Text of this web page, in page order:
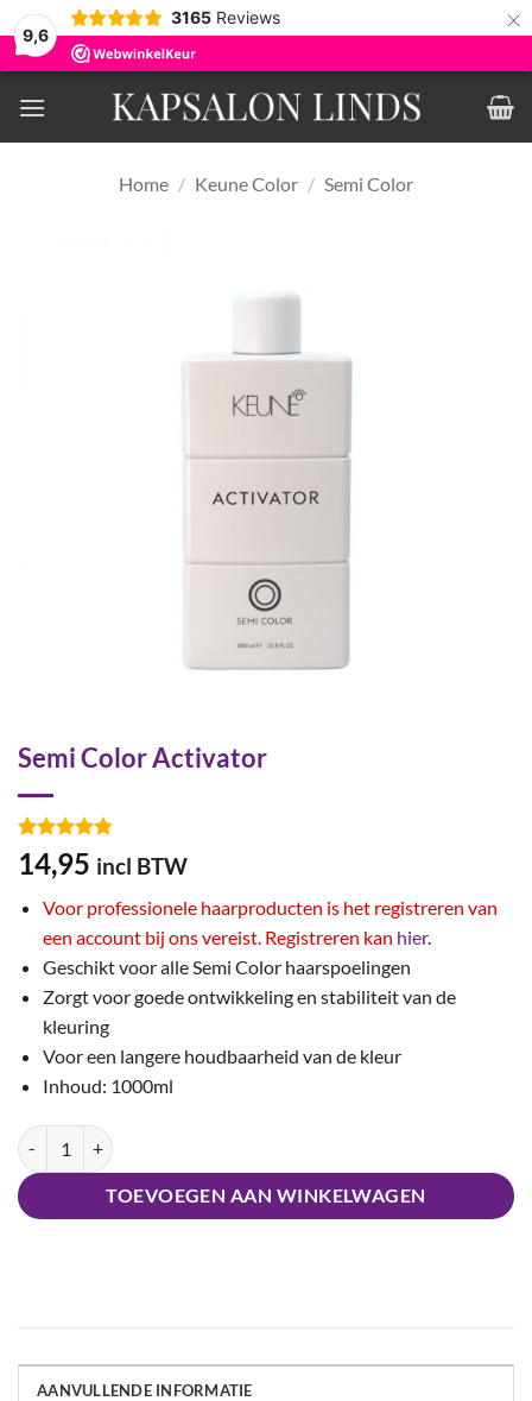
9,6
3165 Reviews ×
naar
inhoud
Home / Keune Color / Semi Color
Semi Color Activator
Gewaardeerd
4.78op 5
op
9
klant
14,95 incl BTW
Voor professionele haarproducten is het registreren van
een account bij ons vereist. Registreren kan hier.
Geschikt voor alle Semi Color haarspoelingen
Zorgt voor goede ontwikkeling en stabiliteit van de
kleuring
Voor een langere houdbaarheid van de kleur
Inhoud: 1000ml
Semi Color Activator aantal
TOEVOEGEN AAN WINKELWAGEN
AANVULLENDE INFORMATIE